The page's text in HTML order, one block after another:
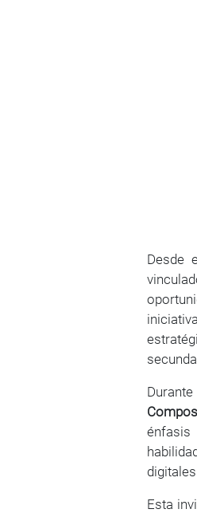
body
Desde
Esta